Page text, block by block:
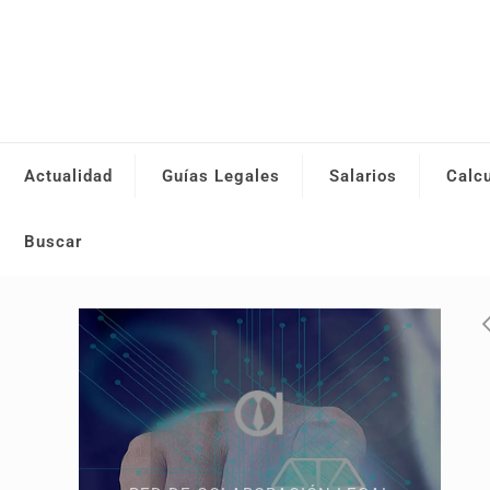
Actualidad Guías Legales Salarios
Buscar